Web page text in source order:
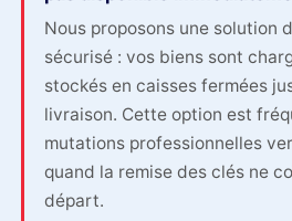
Nous proposons une solution
sécurisé : vos biens sont
stockés en caisses fermées
livraison. Cette option est
mutations professionnelles
quand la remise des clés ne
départ.